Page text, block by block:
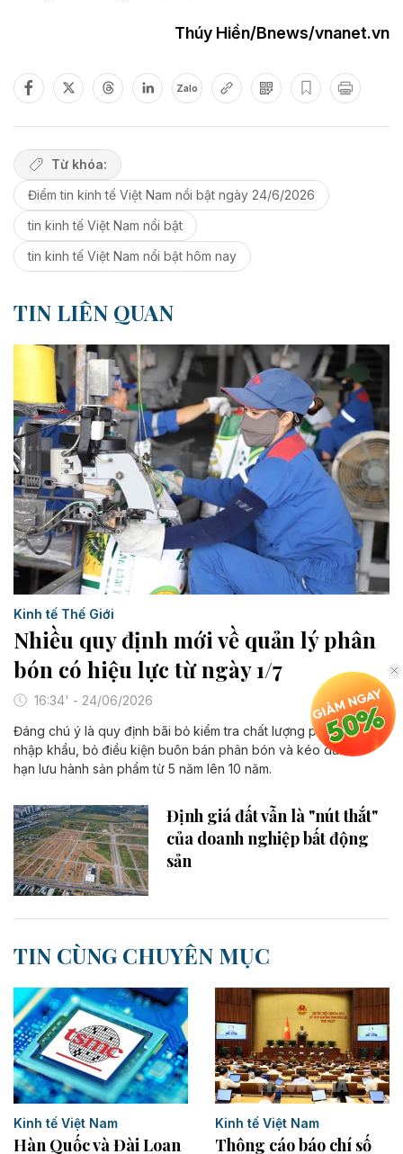
Thúy Hiền/Bnews/vnanet.vn
Zalo
Từ khóa:
Điểm tin kinh tế Việt Nam nổi bật ngày 24/6/2026
tin kinh tế Việt Nam nổi bật
tin kinh tế Việt Nam nổi bật hôm nay
TIN LIÊN QUAN
Kinh tế Thế Giới
Nhiều quy định mới về quản lý phân
bón có hiệu lực từ ngày 1/7
16:34' - 24/06/2026
Đáng chú ý là quy định bãi bỏ kiểm tra chất lượng phân bón
nhập khẩu, bỏ điều kiện buôn bán phân bón và kéo dài thời
hạn lưu hành sản phẩm từ 5 năm lên 10 năm.
Định giá đất vẫn là "nút thắt"
của doanh nghiệp bất động
sản
TIN CÙNG CHUYÊN MỤC
Kinh tế Việt Nam
Hàn Quốc và Đài Loan
Kinh tế Việt Nam
Thông cáo báo chí số